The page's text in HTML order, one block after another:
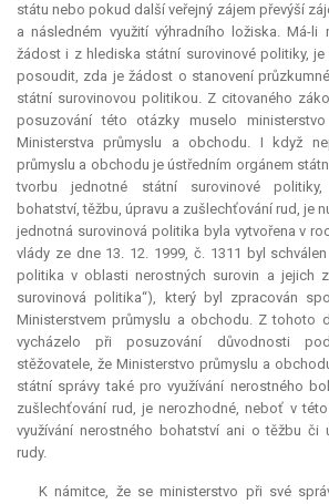
státu nebo pokud další veřejný zájem převýší
a následném využití výhradního ložiska. Má-li
žádost i z hlediska státní surovinové politiky, je
posoudit, zda je žádost o stanovení
státní surovinovou politikou. Z citovaného
posuzování této otázky muselo
Ministerstva průmyslu a obchodu. I když
průmyslu a obchodu je ústředním orgánem
tvorbu jednotné státní surovinové politiky,
bohatství, těžbu, úpravu a zušlechťování rud, je
jednotná surovinová politika byla vytvořena v
vlády ze dne 13. 12. 1999, č. 1311 byl
politika v oblasti nerostných surovin a jejich
surovinová politika“), který byl zpracován
Ministerstvem průmyslu a obchodu. Z tohoto
vycházelo při posuzování důvodnosti
stěžovatele, že Ministerstvo průmyslu a
státní správy také pro využívání nerostného
zušlechťování rud, je nerozhodné, neboť v
využívání nerostného bohatství ani o těžbu či
rudy.
K námitce, že se ministerstvo při své